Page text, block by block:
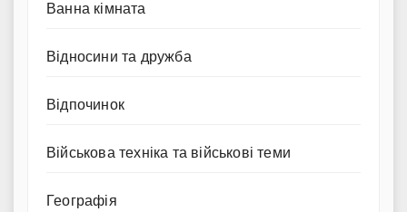
Ванна кімната
Відносини та дружба
Відпочинок
Військова техніка та військові теми
Географія